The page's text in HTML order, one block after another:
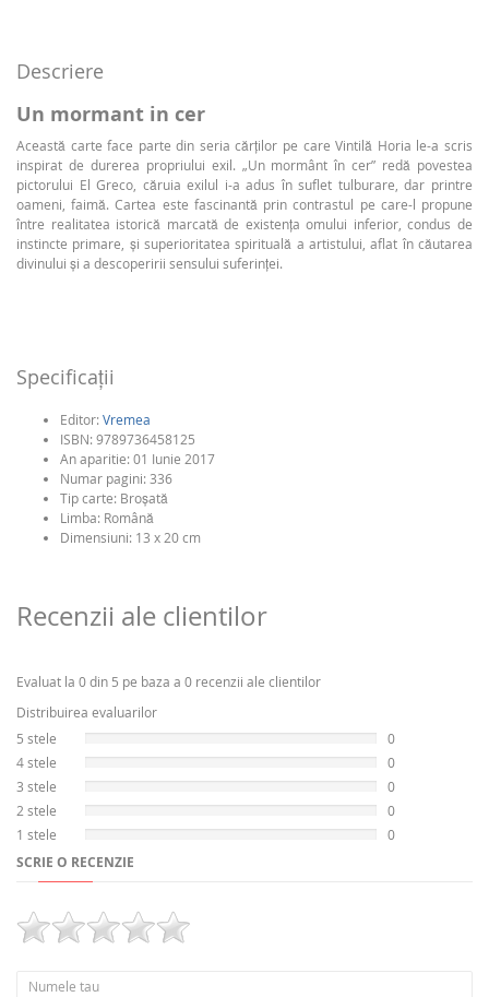
Descriere
Un mormant in cer
Această carte face parte din seria cărților pe care Vintilă Horia le-a scris
inspirat de durerea propriului exil. „Un mormânt în cer” redă povestea
pictorului El Greco, căruia exilul i-a adus în suflet tulburare, dar printre
oameni, faimă. Cartea este fascinantă prin contrastul pe care-l propune
între realitatea istorică marcată de existența omului inferior, condus de
instincte primare, și superioritatea spirituală a artistului, aflat în căutarea
divinului și a descoperirii sensului suferinței.
Specificaţii
Editor: Vremea
ISBN: 9789736458125
An aparitie: 01 Iunie 2017
Numar pagini: 336
Tip carte: Broşată
Limba: Română
Dimensiuni: 13 x 20 cm
Recenzii ale clientilor
Evaluat la 0 din 5 pe baza a 0 recenzii ale clientilor
Distribuirea evaluarilor
5 stele
0
4 stele
0
3 stele
0
2 stele
0
1 stele
0
SCRIE O RECENZIE